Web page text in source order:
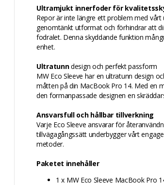
Ultramjukt innerfoder för
Repor är inte längre ett problem med
genomtänkt utformat och förhindrar att
fodralet. Denna skyddande funktion
enhet.
Ultratunndesign och perfekt passform
MW Eco Sleeve har en ultratunn design
måtten på din MacBook Pro 14. Med en
den formanpassade designen en
Ansvarsfull och hållbar tillverkning
Varje Eco Sleeve ansvarar för
tillvägagångssätt underbygger vårt
metoder.
Paketet innehåller
1 x MW Eco Sleeve MacBook Pro